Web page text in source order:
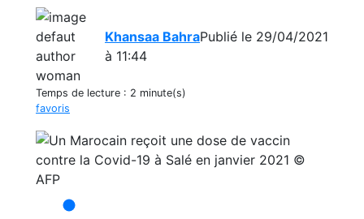
Khansaa BahraPublié le 29/04/2021
à 11:44
Temps de lecture : 2 minute(s)
favoris